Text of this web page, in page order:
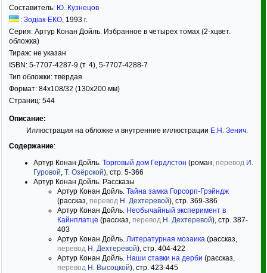
Составитель: Ю. Кузнецов
: Зодiак-ЕКО, 1993 г.
Серия: Артур Конан Дойль. Избранное в четырех томах (2-хцвет.
обложка)
Тираж: не указан
ISBN: 5-7707-4287-9 (т. 4), 5-7707-4288-7
Тип обложки: твёрдая
Формат: 84x108/32 (130x200 мм)
Страниц: 544
Описание:
Иллюстрация на обложке и внутренние иллюстрации Е.Н. Зенич.
Содержание:
Артур Конан Дойль. Торговый дом Гердлстон (роман, перевод И.
Гуровой, Т. Озёрской), стр. 5-366
Артур Конан Дойль. Рассказы
Артур Конан Дойль. Тайна замка Горсорп-Грэйндж
(рассказ, перевод Н. Дехтеревой), стр. 369-386
Артур Конан Дойль. Необычайный эксперимент в
Кайнплатце (рассказ, перевод Н. Дехтеревой), стр. 387-
403
Артур Конан Дойль. Литературная мозаика (рассказ,
перевод Н. Дехтеревой), стр. 404-422
Артур Конан Дойль. Наши ставки на дерби (рассказ,
перевод Н. Высоцкой), стр. 423-445